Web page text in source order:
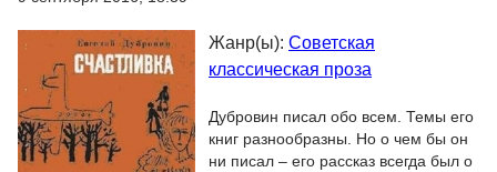
Жанр(ы): Советская
классическая проза
Дубровин писал обо всем. Темы его
книг разнообразны. Но о чем бы он
ни писал – его рассказ всегда был о